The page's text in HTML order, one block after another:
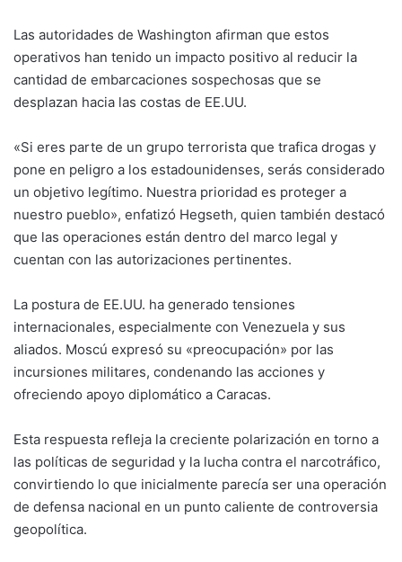
Las autoridades de Washington afirman que estos
operativos han tenido un impacto positivo al reducir la
cantidad de embarcaciones sospechosas que se
desplazan hacia las costas de EE.UU.
«Si eres parte de un grupo terrorista que trafica drogas y
pone en peligro a los estadounidenses, serás considerado
un objetivo legítimo. Nuestra prioridad es proteger a
nuestro pueblo», enfatizó Hegseth, quien también destacó
que las operaciones están dentro del marco legal y
cuentan con las autorizaciones pertinentes.
La postura de EE.UU. ha generado tensiones
internacionales, especialmente con Venezuela y sus
aliados. Moscú expresó su «preocupación» por las
incursiones militares, condenando las acciones y
ofreciendo apoyo diplomático a Caracas.
Esta respuesta refleja la creciente polarización en torno a
las políticas de seguridad y la lucha contra el narcotráfico,
convirtiendo lo que inicialmente parecía ser una operación
de defensa nacional en un punto caliente de controversia
geopolítica.